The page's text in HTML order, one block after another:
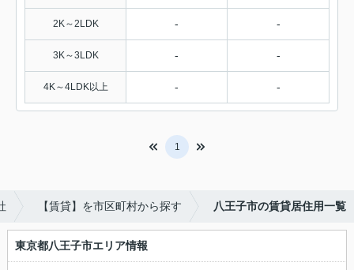
2K～2LDK - -
3K～3LDK - -
4K～4LDK以上 - -
1
【賃貸】を市区町村から探す 八王子市の賃貸居住用一覧
東京都八王子市エリア情報